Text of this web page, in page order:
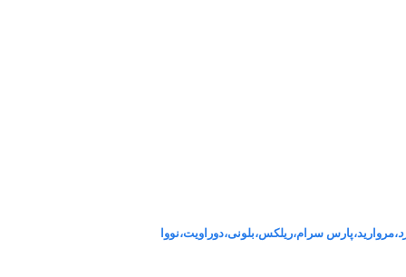
،مروارید،پارس سرام،ریلکس،بلونی،دوراویت،نووا